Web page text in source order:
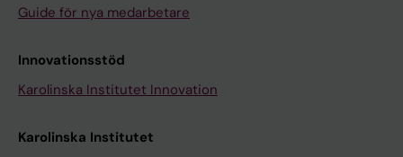
Guide för nya medarbetare
Innovationsstöd
Karolinska Institutet Innovation
Karolinska Institutet